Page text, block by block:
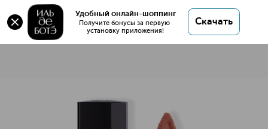
Удобный онлайн-шоппинг
Получите бонусы за первую
установку приложения!
Скачать
Характеристики